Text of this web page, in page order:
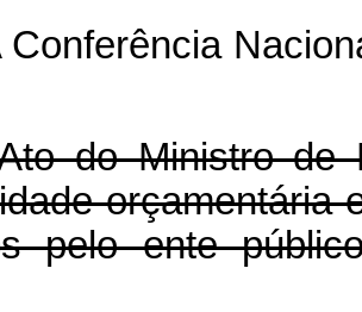
do Ministro de
orçamentária
pelo ente